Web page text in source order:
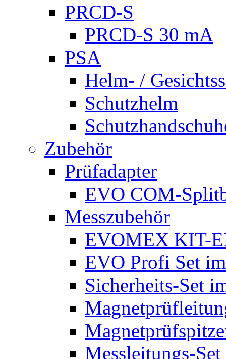
PRCD-S
PRCD-S 30 mA
PSA
Helm- /
Schutzhelm
Zubehör
Prüfadapter
EVO COM-
Messzubehör
EVOMEX KIT-
EVO Profi Set
Sicherheits-Set
Messleitungs-Set